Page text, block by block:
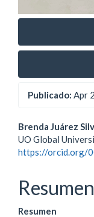
Publicado: Apr
principal
artículo
Brenda Juárez
UO Global
https://orcid.org/
Resumen
Resumen